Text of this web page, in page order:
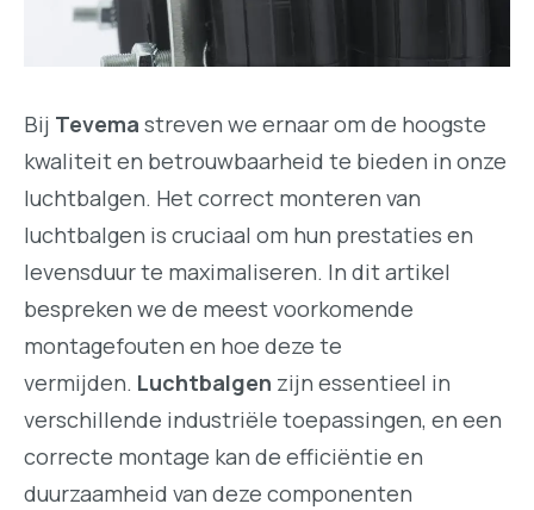
Bij Tevema streven we ernaar om de hoogste
kwaliteit en betrouwbaarheid te bieden in onze
luchtbalgen. Het correct monteren van
luchtbalgen is cruciaal om hun prestaties en
levensduur te maximaliseren. In dit artikel
bespreken we de meest voorkomende
montagefouten en hoe deze te
vermijden. Luchtbalgen zijn essentieel in
verschillende industriële toepassingen, en een
correcte montage kan de efficiëntie en
duurzaamheid van deze componenten